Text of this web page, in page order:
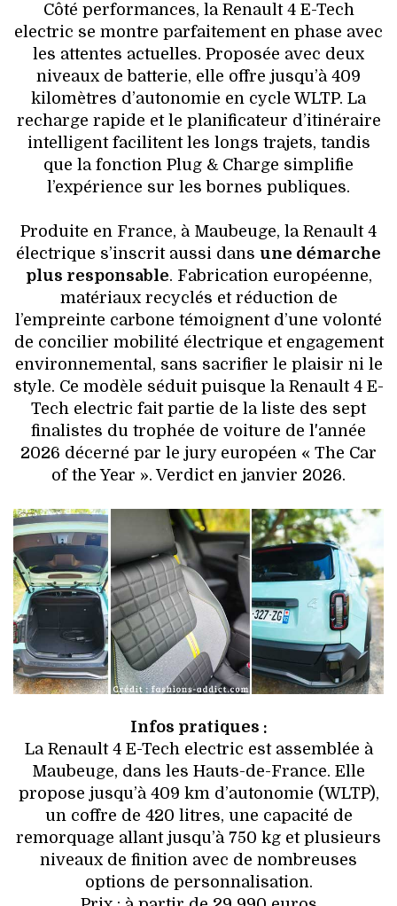
Côté performances, la Renault 4 E-Tech
electric se montre parfaitement en phase avec
les attentes actuelles. Proposée avec deux
niveaux de batterie, elle offre jusqu’à 409
kilomètres d’autonomie en cycle WLTP. La
recharge rapide et le planificateur d’itinéraire
intelligent facilitent les longs trajets, tandis
que la fonction Plug & Charge simplifie
l’expérience sur les bornes publiques.
Produite en France, à Maubeuge, la Renault 4
électrique s’inscrit aussi dans une démarche
plus responsable. Fabrication européenne,
matériaux recyclés et réduction de
l’empreinte carbone témoignent d’une volonté
de concilier mobilité électrique et engagement
environnemental, sans sacrifier le plaisir ni le
style. Ce modèle séduit puisque la Renault 4 E-
Tech electric fait partie de la liste des sept
finalistes du trophée de voiture de l'année
2026 décerné par le jury européen « The Car
of the Year ». Verdict en janvier 2026.
Infos pratiques :
La Renault 4 E-Tech electric est assemblée à
Maubeuge, dans les Hauts-de-France. Elle
propose jusqu’à 409 km d’autonomie (WLTP),
un coffre de 420 litres, une capacité de
remorquage allant jusqu’à 750 kg et plusieurs
niveaux de finition avec de nombreuses
options de personnalisation.